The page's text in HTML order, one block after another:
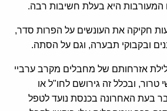
המעורבות היא בעלת חשיבות רבה.
חקיקה את העונשים על הפרות סדר,
ובקבוקי תבערה, וגם על הסתה.
אזרחותם של מחבלים מקרב ערביי
ובכלל זה גירושם לחו"ל או
בעת האחרונה בכנסת נועד לטפל